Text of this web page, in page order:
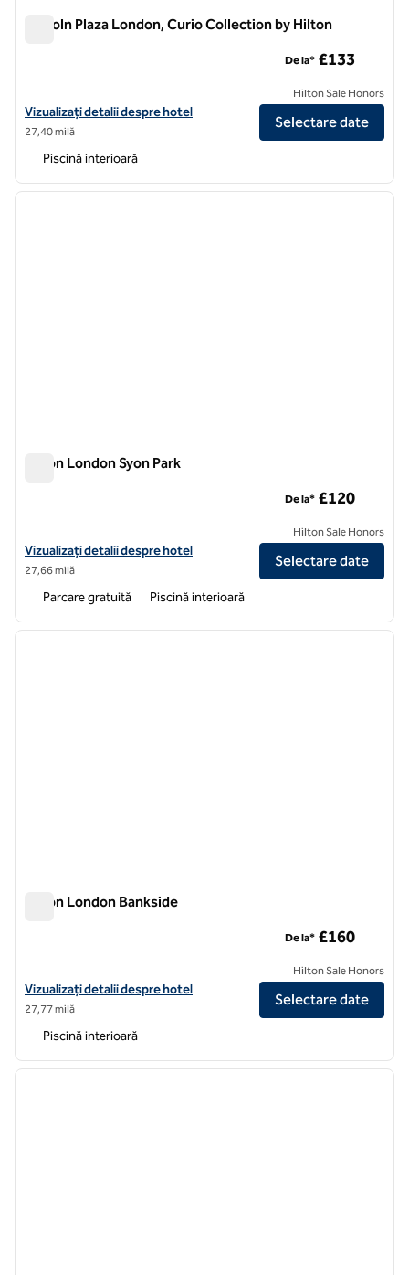
Lincoln Plaza London, Curio Collection by Hilton
Vizualizați detaliile hotelului pentru Lincoln Plaza London, Curio
Vizualizați detalii despre hotel
27,40 milă
De la* £133
Hilton Sale Honors
Selectare date
Piscină interioară
1 din 12
Hilton London Syon Park
Vizualizați detaliile hotelului Hilton London Syon Park
Vizualizați detalii despre hotel
27,66 milă
De la* £120
Hilton Sale Honors
Selectare date
Parcare gratuită Piscină interioară
1 din 12
Hilton London Bankside
Vizualizați detaliile hotelului Hilton London Bankside
Vizualizați detalii despre hotel
27,77 milă
De la* £160
Hilton Sale Honors
Selectare date
Piscină interioară
1 din 11